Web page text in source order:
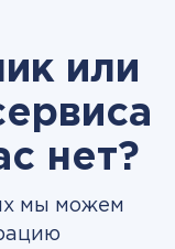
или
нет?
мы можем